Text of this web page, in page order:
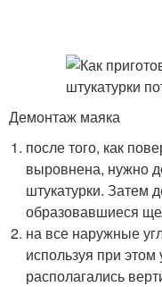
Демонтаж маяка
после того, как
выровнена, нужно
штукатурки. Затем
образовавшиеся
на все наружные
используя при
располагались